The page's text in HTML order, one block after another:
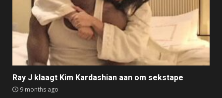
Ray J klaagt Kim Kardashian aan om sekstape
9 months ago